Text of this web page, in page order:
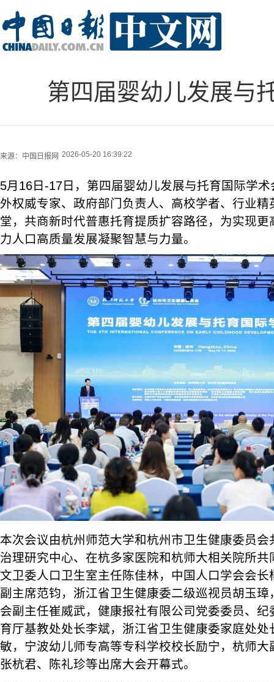
第四届婴幼儿发展与
来源： 中国日报网 2026-05-20 16:39:22
5月16日-17日，第四届婴幼儿发展与托育国际学
外权威专家、政府部门负责人、高校学者、行业
堂，共商新时代普惠托育提质扩容路径，为实现更
力人口高质量发展凝聚智慧与力量。
本次会议由杭州师范大学和杭州市卫生健康委员
治理研究中心、在杭多家医院和杭师大相关院所
文卫委人口卫生室主任陈佳林，中国人口学会会
副主席范钧，浙江省卫生健康委二级巡视员胡玉
会副主任崔威武，健康报社有限公司党委委员、
育厅基教处处长李斌，浙江省卫生健康委家庭处
敏，宁波幼儿师专高等专科学校校长励宁，杭师
张杭君、陈礼珍等出席大会开幕式。